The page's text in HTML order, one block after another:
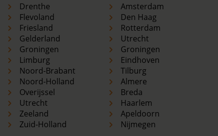
Drenthe
Flevoland
Friesland
Gelderland
Groningen
Limburg
Noord-Brabant
Noord-Holland
Overijssel
Utrecht
Zeeland
Zuid-Holland
Amsterdam
Den Haag
Rotterdam
Utrecht
Groningen
Eindhoven
Tilburg
Almere
Breda
Haarlem
Apeldoorn
Nijmegen